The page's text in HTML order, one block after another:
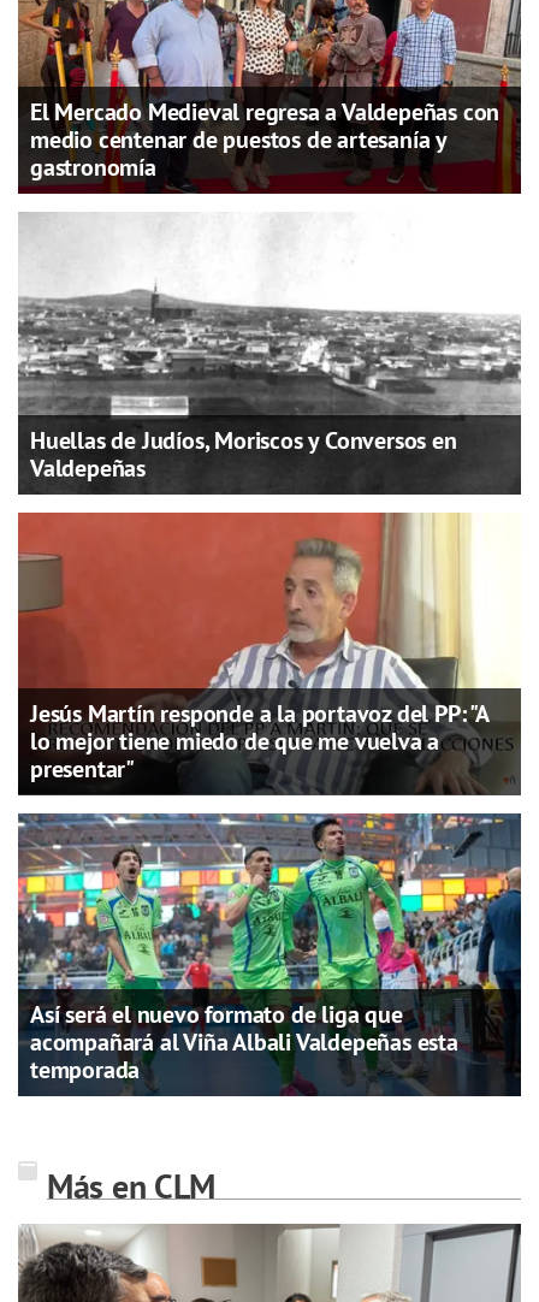
El Mercado Medieval regresa a Valdepeñas con
medio centenar de puestos de artesanía y
gastronomía
Huellas de Judíos, Moriscos y Conversos en
Valdepeñas
Jesús Martín responde a la portavoz del PP: "A
lo mejor tiene miedo de que me vuelva a
presentar"
Así será el nuevo formato de liga que
acompañará al Viña Albali Valdepeñas esta
temporada
Más en CLM